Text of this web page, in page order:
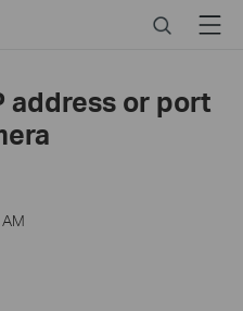
SearchMenu
address or port